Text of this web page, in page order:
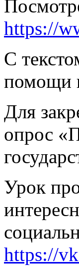
https://
С
помощи
Для
опрос
Урок
https://